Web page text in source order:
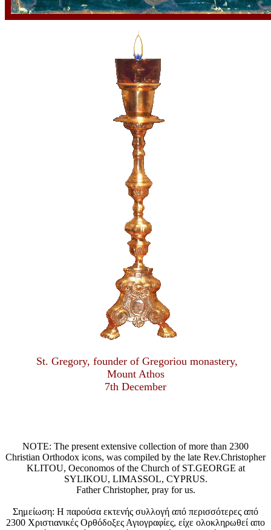
St. Gregory, founder of Gregoriou monastery,
Mount Athos
7th December
NOTE: The present extensive collection of more than 2300
Christian Orthodox icons, was compiled by the late Rev.Christopher
KLITOU, Oeconomos of the Church of ST.GEORGE at
SYLIKOU, LIMASSOL, CYPRUS.
Father Christopher, pray for us.
Σημείωση: Η παρούσα εκτενής συλλογή από περισσότερες από
2300 Χριστιανικές Ορθόδοξες Αγιογραφίες, είχε ολοκληρωθεί απο